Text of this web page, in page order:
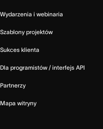
Wydarzenia i webinaria
Szablony projektów
Sukces klienta
Dla programistów / interfejs API
Partnerzy
Mapa witryny